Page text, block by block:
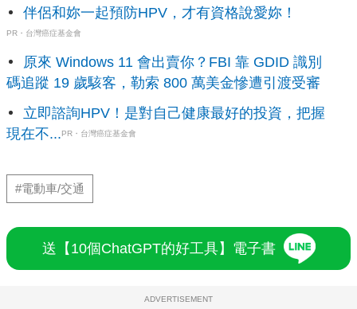
伴侶和妳一起預防HPV，才有資格說愛妳！
PR・台灣癌症基金會
原來 Windows 11 會出賣你？FBI 靠 GDID 識別
碼追蹤 19 歲駭客，勒索 800 萬美金慘遭引渡受審
立即諮詢HPV！是對自己健康最好的投資，把握
現在不...PR・台灣癌症基金會
#電動車/交通
送【10個ChatGPT的好工具】電子書
ADVERTISEMENT